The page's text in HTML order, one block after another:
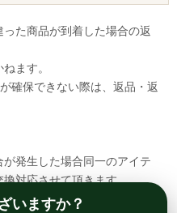
た商品が到着した場合の返
ます。
確保できない際は、返品・返
発生した場合同一のアイテ
換対応させて頂きます。
て頂く必要が御座いますので
いますか？